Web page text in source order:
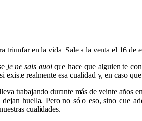
triunfar en la vida. Sale a la venta el 16 de
je ne sais quoique hace que alguien te
existe realmente esa cualidad y, en caso
trabajando durante más de veinte años
huella. Pero no sólo eso, sino que
cualidades.